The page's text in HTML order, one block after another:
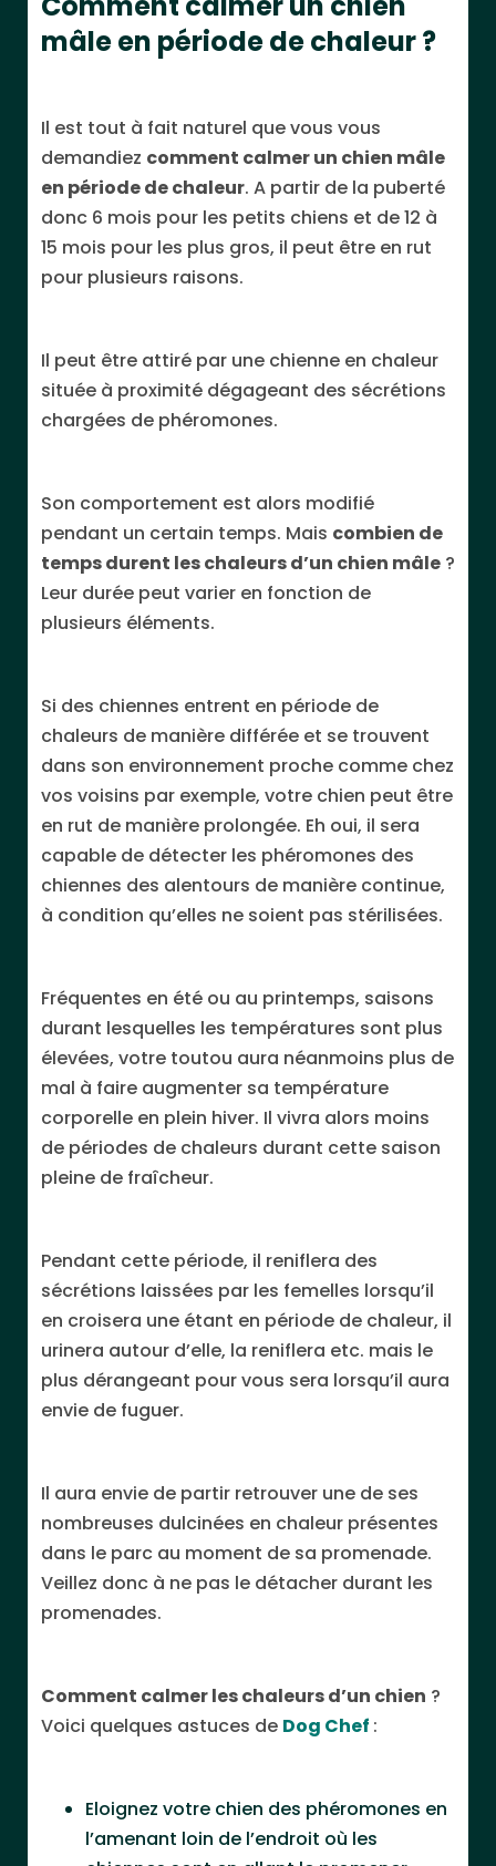
mâle en période de chaleur ?
Il est tout à fait naturel que vous vous
demandiez comment calmer un chien mâle
en période de chaleur. A partir de la puberté
donc 6 mois pour les petits chiens et de 12 à
15 mois pour les plus gros, il peut être en rut
pour plusieurs raisons.
Il peut être attiré par une chienne en chaleur
située à proximité dégageant des sécrétions
chargées de phéromones.
Son comportement est alors modifié
pendant un certain temps. Mais combien de
temps durent les chaleurs d’un chien mâle ?
Leur durée peut varier en fonction de
plusieurs éléments.
Si des chiennes entrent en période de
chaleurs de manière différée et se trouvent
dans son environnement proche comme chez
vos voisins par exemple, votre chien peut être
en rut de manière prolongée. Eh oui, il sera
capable de détecter les phéromones des
chiennes des alentours de manière continue,
à condition qu’elles ne soient pas stérilisées.
Fréquentes en été ou au printemps, saisons
durant lesquelles les températures sont plus
élevées, votre toutou aura néanmoins plus de
mal à faire augmenter sa température
corporelle en plein hiver. Il vivra alors moins
de périodes de chaleurs durant cette saison
pleine de fraîcheur.
Pendant cette période, il reniflera des
sécrétions laissées par les femelles lorsqu’il
en croisera une étant en période de chaleur, il
urinera autour d’elle, la reniflera etc. mais le
plus dérangeant pour vous sera lorsqu’il aura
envie de fuguer.
Il aura envie de partir retrouver une de ses
nombreuses dulcinées en chaleur présentes
dans le parc au moment de sa promenade.
Veillez donc à ne pas le détacher durant les
promenades.
Comment calmer les chaleurs d’un chien ?
Voici quelques astuces de Dog Chef :
Eloignez votre chien des phéromones en
l’amenant loin de l’endroit où les